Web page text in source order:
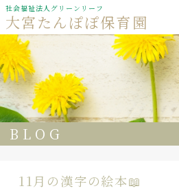
社会福祉法人グリーンリーフ
大宮たんぽぽ保育園
BLOG
11月の漢字の絵本📖